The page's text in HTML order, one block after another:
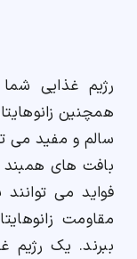
رژیم غذایی
همچنین
سالم و مفید می
بافت های همبند
فواید می
مقاومت
ببرند. یک